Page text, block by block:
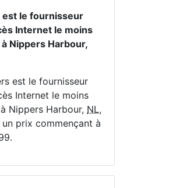
afficher tous les forfaits
MapleWifi.
est le fournisseur
Internet le moins
Nippers Harbour,
est le fournisseur
Internet le moins
Nippers Harbour, NL,
prix commençant à